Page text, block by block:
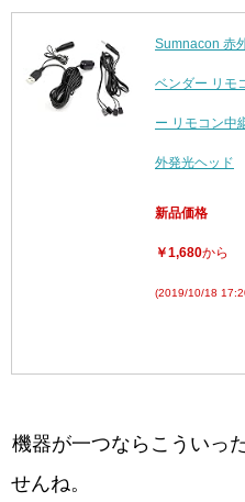
Sumnacon 赤
ベンダー リモ
ー リモコン中
外発光ヘッド
新品価格
￥1,680から
(2019/10/18
機器が一つならこういっ
せんね。